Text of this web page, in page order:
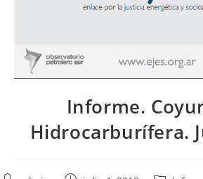
Informe.
Hidrocarburífera.